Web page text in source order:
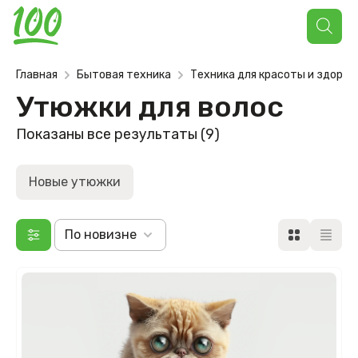
Поиск
товаров
Главная Бытовая техника Техника для красоты и
Утюжки для волос
Показаны все результаты (9)
Новые утюжки
По новизне